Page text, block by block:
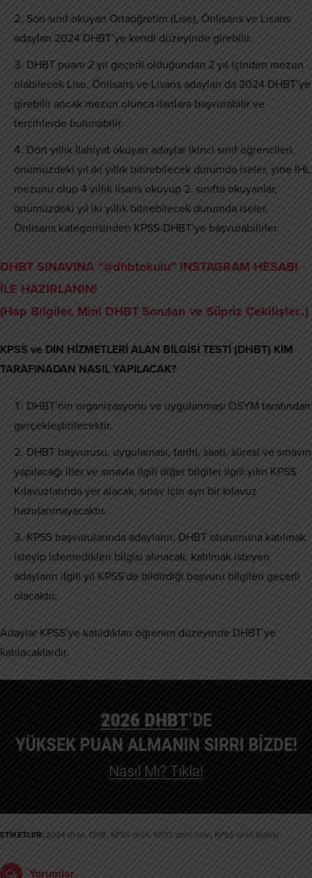
Son sınıf okuyan Ortaöğretim (Lise), Önlisans ve Lisans
adayları 2024 DHBT’ye kendi düzeyinde girebilir.
DHBT puanı 2 yıl geçerli olduğundan 2 yıl içinden mezun
olabilecek Lise, Önlisans ve Lisans adayları da 2024 DHBT’ye
girebilir ancak mezun olunca ilanlara başvurabilir ve
tercihlerde bulunabilir.
Dört yıllık İlahiyat okuyan adaylar ikinci sınıf öğrencileri,
önümüzdeki yıl iki yıllık bitirebilecek durumda iseler, yine İHL
mezunu olup 4 yıllık lisans okuyup 2. sınıfta okuyanlar,
önümüzdeki yıl iki yıllık bitirebilecek durumda iseler,
Önlisans kategorisinden KPSS-DHBT’ye başvurabilirler.
DHBT SINAVINA “@dhbtokulu” INSTAGRAM HESABI
İLE HAZIRLANIN!
(Hap Bilgiler, Mini DHBT Soruları ve Süpriz Çekilişler..)
KPSS ve DİN HİZMETLERİ ALAN BİLGİSİ TESTİ (DHBT) KİM
TARAFINADAN NASIL YAPILACAK?
DHBT’nin organizasyonu ve uygulanması ÖSYM tarafından
gerçekleştirilecektir.
DHBT başvurusu, uygulaması, tarihi, saati, süresi ve sınavın
yapılacağı iller ve sınavla ilgili diğer bilgiler ilgili yılın KPSS
Kılavuzlarında yer alacak, sınav için ayrı bir kılavuz
hazırlanmayacaktır.
KPSS başvurularında adayların, DHBT oturumuna katılmak
isteyip istemedikleri bilgisi alınacak, katılmak isteyen
adayların ilgili yıl KPSS’de bildirdiği başvuru bilgileri geçerli
olacaktır.
Adaylar KPSS’ye katıldıkları öğrenim düzeyinde DHBT’ye
katılacaklardır.
ETİKETLER: 2024 dhbt DHB KPSS dhbt KPSS dhbt farkı KPSS dhbt İlişkisi
Yorumlar